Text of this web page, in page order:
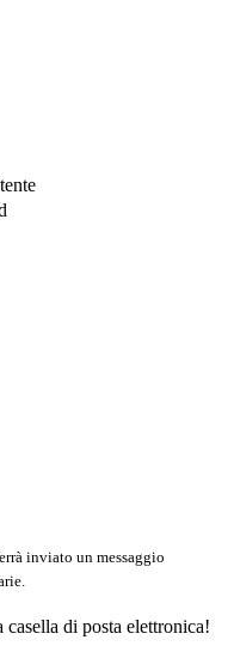
inviato un messaggio
di posta elettronica!